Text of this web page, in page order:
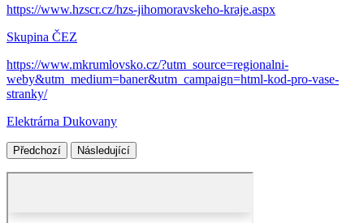
https://www.hzscr.cz/hzs-jihomoravskeho-kraje.aspx
Skupina ČEZ
https://www.mkrumlovsko.cz/?utm_source=regionalni-
weby&utm_medium=baner&utm_campaign=html-kod-pro-vase-
stranky/
Elektrárna Dukovany
Předchozí Následující